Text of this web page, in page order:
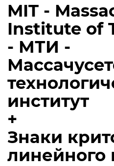
MIT -
Institute of
- МТИ -
институт
+
Знаки
линейного